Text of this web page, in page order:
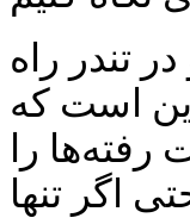
تندر راه
است که
را
اگر تنها